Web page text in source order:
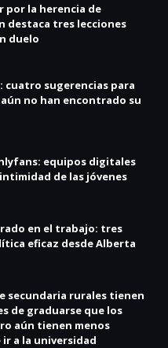
por la herencia de
destaca tres lecciones
duelo
cuatro sugerencias para
no han encontrado su
equipos digitales
de las jóvenes
en el trabajo: tres
eficaz desde Alberta
secundaria rurales tienen
de graduarse que los
aún tienen menos
a la universidad